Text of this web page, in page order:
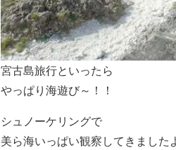
宮古島旅行といったら
やっぱり海遊び～！！
シュノーケリングで
美ら海いっぱい観察してきました